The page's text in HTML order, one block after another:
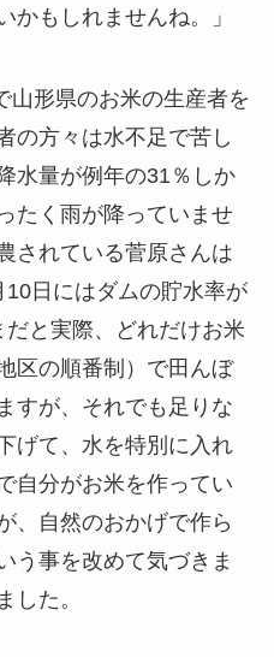
かもしれませんね。」
形県のお米の生産者を
の方々は水不足で苦し
水量が例年の31％しか
たく雨が降っていませ
されている菅原さんは
10日にはダムの貯水率が
と実際、どれだけお米
区の順番制）で田んぼ
すが、それでも足りな
げて、水を特別に入れ
自分がお米を作ってい
、自然のおかげで作ら
う事を改めて気づきま
した。